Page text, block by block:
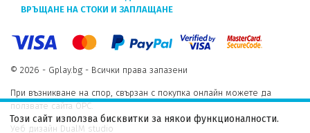
ВРЪЩАНЕ НА СТОКИ И ЗАПЛАЩАНЕ
© 2026 - Gplay.bg - Всички права запазени
При възникване на спор, свързан с покупка онлайн можете да
ползвате сайта ОРС.
Уеб дизайн DualM studio
Този сайт използва бисквитки за някои функционалности.